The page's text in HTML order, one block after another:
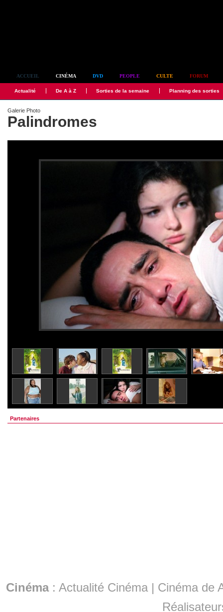
ACCUEIL CINÉMA DVD PEOPLE CULTE FORUM
Actualité De A à Z Sorties de la semaine Planning des sorties
Galerie Photo
Palindromes
Partenaires
Cinéma: Actualité Cinéma | Cinéma de